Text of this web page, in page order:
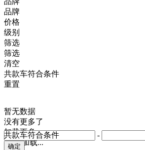
品牌
价格
-
级别
共款车符合条件
筛选
筛选
清空
共款车符合条件
重置
暂无数据
没有更多了
加载更多
正在加载...